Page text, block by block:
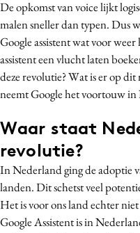
Influencer marketing
Interne communicatie
Martech
Media
Merkstrategie
Programmatic
Purpose Marketing
Reputatie & crisis
De opkomst van voice lijkt
malen sneller dan typen. Dus
Google assistent wat voor
assistent een vlucht laten
deze revolutie? Wat is er op
neemt Google het voortouw
Waar staat
revolutie?
In Nederland ging de adoptie
landen. Dit schetst veel
Het is voor ons land echter
Google Assistent is in